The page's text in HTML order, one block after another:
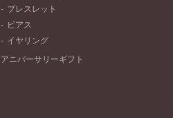
ブレスレット
ピアス
イヤリング
アニバーサリーギフト